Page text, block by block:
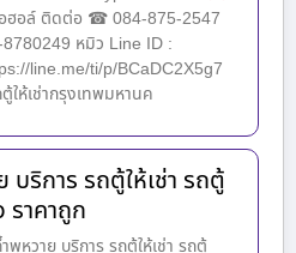
ฮอล์ ติดต่อ ☎ 084-875-2547
หมิว Line ID :
line.me/ti/p/BCaDC2X5g7
ให้เช่ากรุงเทพมหานค
ริการ รถตู้ให้เช่า รถตู้
ราคาถูก
พุหวาย บริการ รถตู้ให้เช่า รถตู้